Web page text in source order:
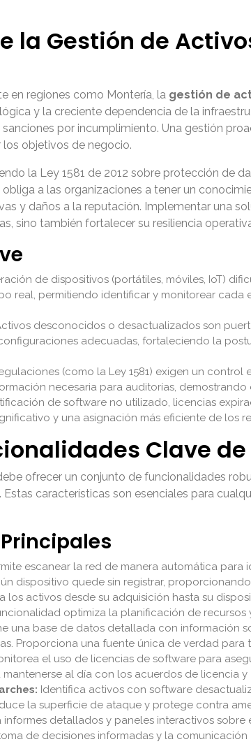
la Gestión de
en regiones como Montería, la gestión de
y la creciente dependencia de la
por incumplimiento. Una gestión
objetivos de negocio.
la Ley 1581 de 2012 sobre protección de
a las organizaciones a tener un
y daños a la reputación. Implementar una
sino también fortalecer su resiliencia
de dispositivos (portátiles, móviles, IoT)
real, permitiendo identificar y monitorear cada
desconocidos o desactualizados son
adecuadas, fortaleciendo la
(como la Ley 1581) exigen un
necesaria para auditorías,
de software no utilizado, licencias
y una asignación más eficiente de los
Clave de
ofrecer un conjunto de funcionalidades
características son esenciales para
escanear la red de manera automática
dispositivo quede sin registrar,
los activos desde su adquisición hasta su
optimiza la planificación de
una base de datos detallada con información
Proporciona una fuente única de verdad para
el uso de licencias de software para
al día con los acuerdos de licencia
Identifica activos con software
la superficie de ataque y protege contra
informes detallados y paneles interactivos
de decisiones informadas y la